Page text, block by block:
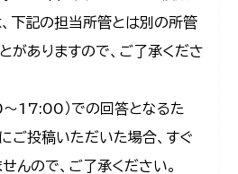
下記の担当所管とは別の所管
がありますので、ご了承くださ
17:00）での回答となるた
ご投稿いただいた場合、すぐ
んので、ご了承ください。